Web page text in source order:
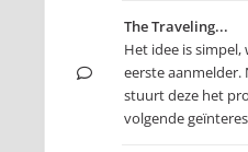
The Traveling...
Het idee is
eerste
stuurt deze het
volgende